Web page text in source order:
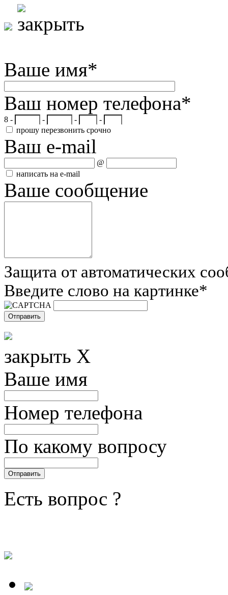
Ваше имя*
Ваш номер телефона*
8 - - -
-
прошу перезвонить срочно
Ваш e-mail
@
написать на e-mail
Ваше сообщение
Защита от автоматических
Введите слово на картинке*
закрыть X
Ваше имя
Номер телефона
По какому вопросу
Есть вопрос ?